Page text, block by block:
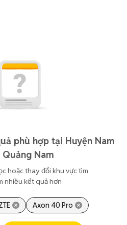
phù hợp tại Huyện Nam
Quảng Nam
hoặc thay đổi khu vực tìm
nhiều kết quả hơn
Axon 40 Pro